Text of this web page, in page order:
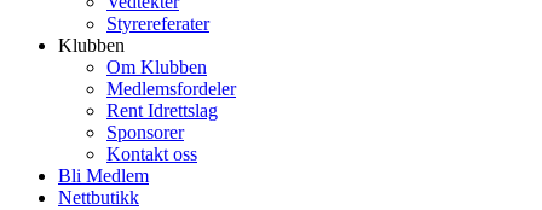
Styrereferater
Klubben
Om Klubben
Medlemsfordeler
Rent Idrettslag
Sponsorer
Kontakt oss
Bli Medlem
Nettbutikk